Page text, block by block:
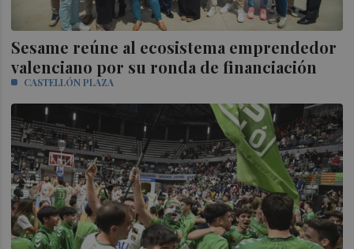
Sesame reúne al ecosistema emprendedor
valenciano por su ronda de financiación
CASTELLÓN PLAZA